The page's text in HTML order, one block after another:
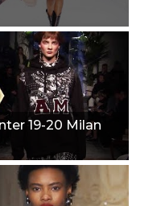
19-20 Milan